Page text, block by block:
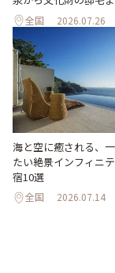
全国 2026.07.26
海と空に癒される、
たい絶景インフィニ
宿10選
全国 2026.07.14